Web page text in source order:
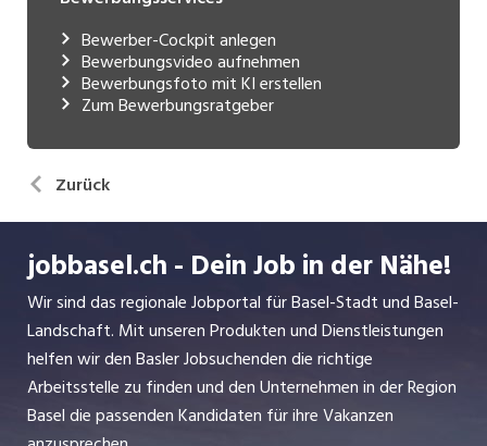
Bewerber-Cockpit anlegen
Bewerbungsvideo aufnehmen
Bewerbungsfoto mit KI erstellen
Zum Bewerbungsratgeber
Zurück
jobbasel.ch - Dein Job in der Nähe!
Wir sind das regionale Jobportal für Basel-Stadt und Basel-
Landschaft. Mit unseren Produkten und Dienstleistungen
helfen wir den Basler Jobsuchenden die richtige
Arbeitsstelle zu finden und den Unternehmen in der Region
Basel die passenden Kandidaten für ihre Vakanzen